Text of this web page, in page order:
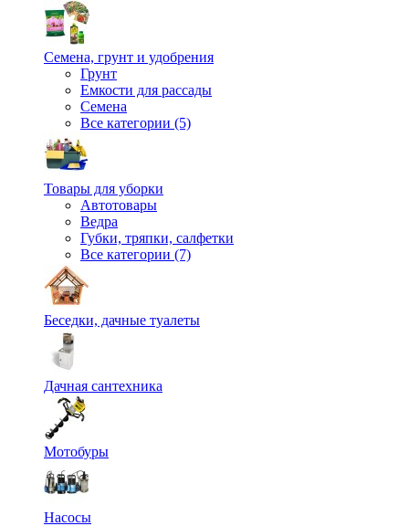
Семена, грунт и удобрения
Грунт
Емкости для рассады
Семена
Все категории (5)
Товары для уборки
Автотовары
Ведра
Губки, тряпки, салфетки
Все категории (7)
Беседки, дачные туалеты
Дачная сантехника
Мотобуры
Насосы